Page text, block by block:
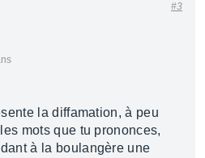
#3
la diffamation, à peu
mots que tu prononces,
à la boulangère une